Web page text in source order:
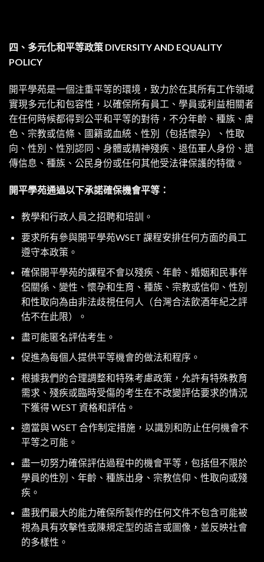
四、多元化和平等政策 DIVERSITY AND EQUALITY
POLICY
開平學苑是一個注重平等的環境，致力於在其所有工作領域
實現多元化和包容性，以確保所有員工、學員或利益相關者
在任何時候都得到公平和平等的對待，不分年齡、種族、膚
色、宗教或信條、國籍或血統、性別（包括懷孕）、性取
向、性別、性別認同、身體或精神殘疾、退伍軍人身份、遺
傳信息、種族、公民身份或任何其他受法律保護的特徵。
開平學苑通過以下承諾確保機會平等：
教學和行政人員之招聘和培訓。
要求所有參與開平學苑WSET 課程安排任何方面的員工
遵守本政策。
確保開平學苑的課程不會以殘疾、年齡、婚姻和民事伴
侶關係、變性、懷孕和生育、種族、宗教或信仰、性別
和性取向為由非法歧視任何人（台灣合法飲酒年紀之評
估不在此限）。
盡可能匿名評估考生。
促進為每個人提供平等機會的做法和程序。
根據我們的合理調整和特殊考慮政策，允許有特殊教育
需求、殘疾或臨時受傷的考生在不改變評估要求的情況
下獲得 WEST 資格和評估。
適當與 WSET 合作制定措施，以識別和防止任何機會不
平等之可能。
盡一切努力確保評估過程中的機會平等，包括但不限於
學員的性別、年齡、種族出身、宗教信仰、性取向或殘
疾。
盡我們最大的能力確保所製作的任何文件不包含可能被
視為具有攻擊性或陳規定型的語言或圖像，並反映社會
的多樣性。